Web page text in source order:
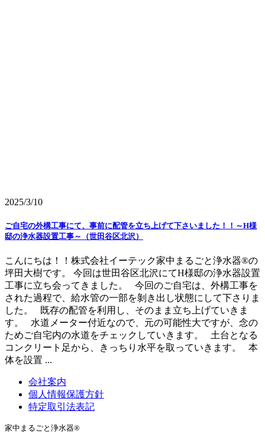
2025/3/10
ご自宅の外構工事にて、事前に配管を立ち上げて下さいました！！～H様
邸の浄水器設置工事～（世田谷区北沢）
こんにちは！！株式会社イーテック家中まるごと浄水器®の
坪田大樹です。 今回は世田谷区北沢にてH様邸の浄水器設置
工事に立ち会ってきました。 今回のご自宅は、外構工事を
された過程で、給水管の一部を剝き出し状態にして下さりま
した。 既存の配管を利用し、そのまま立ち上げていきま
す。 水道メーター付近なので、元の可能性大ですが、念の
ためご自宅内の水道をチェックしていきます。 土台となる
コンクリート足から、きっちり水平を取っていきます。 本
体を設置 ...
会社案内
個人情報保護方針
特定取引法表記
家中まるごと浄水器®